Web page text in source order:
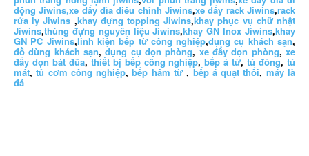
động Jiwins,xe đẩy đĩa điều chỉnh Jiwins,xe đẩy rack Jiwins,rack
rửa ly Jiwins ,khay đựng topping Jiwins,khay phục vụ chữ nhật
Jiwins,thùng đựng nguyên liệu Jiwins,khay GN Inox Jiwins,khay
GN PC Jiwins,linh kiện bếp từ công nghiệp,dụng cụ khách sạn,
đồ dùng khách sạn,dụng cụ dọn phòng,xe đẩy dọn phòng,xe
đẩy dọn bát đũa,thiết bị bếp công nghiệp,bếp á từ,tủ đông,tủ
mát,tủ cơm công nghiệp,bếp hầm từ ,bếp á quạt thổi, máy là
đá